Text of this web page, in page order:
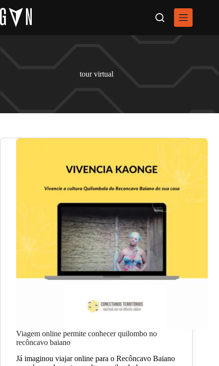
para
o
conteúdo
tour virtual
Viagem online permite conhecer quilombo no
recôncavo baiano
Já imaginou viajar online para o Recôncavo Baiano